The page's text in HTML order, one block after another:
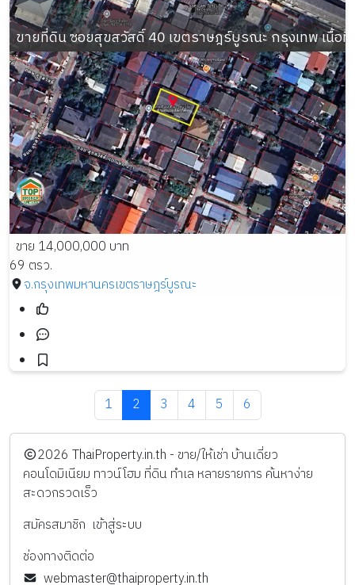
ขายที่ดิน ซอยสุขสวัสดิ์ 40 เขตราษฎร์บูรณะ กรุงเทพ เนื้อ
ขาย 14,000,000 บาท
69 ตรว.
จ.กรุงเทพมหานครเขตราษฎร์บูรณะ
1 2 3 4 5 6
️2026 ThaiProperty.in.th - ขาย/ให้เช่า บ้านเดี่ยว
คอนโดมิเนียม ทาวน์โฮม ที่ดิน ทำเล หลายรายการ ค้นหาง่าย
สะดวกรวดเร็ว
สมัครสมาชิก เข้าสู่ระบบ
ช่องทางติดต่อ
webmaster@thaiproperty.in.th